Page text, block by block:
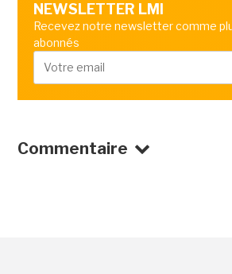
NEWSLETTER LMI
Recevez notre newsletter comme
abonnés
Commentaire